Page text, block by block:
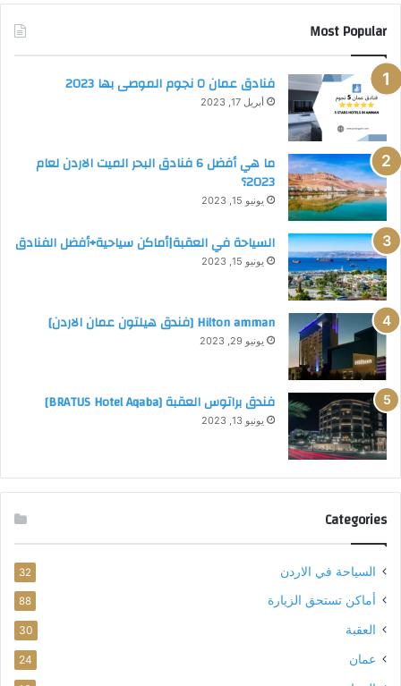
ع
ن
ب
ر
د
ل
ش
ا
0
Most Popular
فنادق عمان ٥ نجوم الموصى بها 2023
أبريل 17, 2023
ما هي أفضل 6 فنادق البحر الميت الاردن لعام
2023؟
يونيو 15, 2023
السياحة في العقبة|أماكن سياحية+أفضل الفنادق
يونيو 15, 2023
Hilton amman [فندق هيلتون عمان الاردن]
يونيو 29, 2023
فندق براتوس العقبة [BRATUS Hotel Aqaba]
يونيو 13, 2023
Categories
السياحة في الاردن 32
أماكن تستحق الزيارة 88
العقبة 30
عمان 24